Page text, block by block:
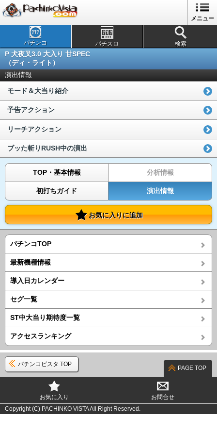
メニュー
パチンコ パチスロ 検索
P 犬夜叉3.0 大入り 甘SPEC
（ディ・ライト）
演出情報
モード＆大当り紹介
予告アクション
リーチアクション
ブッた斬りRUSH中の演出
TOP・基本情報 分析情報
初打ちガイド 演出情報
お気に入りに追加
パチンコTOP
最新機種情報
導入日カレンダー
セグ一覧
ST中大当り期待度一覧
アクセスランキング
パチンコビスタ TOP
PAGE TOP
お気に入り
お問合せ
Copyright (C) PACHINKO VISTA All Right Reserved.